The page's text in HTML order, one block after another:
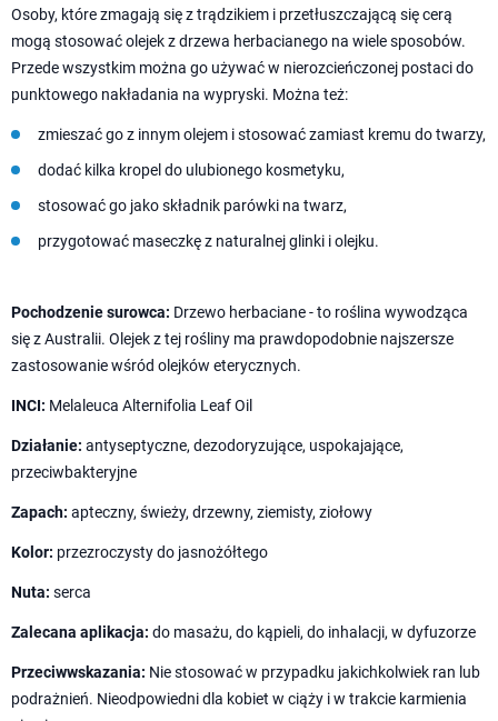
Osoby, które zmagają się z trądzikiem i przetłuszczającą się cerą
mogą stosować olejek z drzewa herbacianego na wiele sposobów.
Przede wszystkim można go używać w nierozcieńczonej postaci do
punktowego nakładania na wypryski. Można też:
zmieszać go z innym olejem i stosować zamiast kremu do twarzy,
dodać kilka kropel do ulubionego kosmetyku,
stosować go jako składnik parówki na twarz,
przygotować maseczkę z naturalnej glinki i olejku.
Pochodzenie surowca: Drzewo herbaciane - to roślina wywodząca
się z Australii. Olejek z tej rośliny ma prawdopodobnie najszersze
zastosowanie wśród olejków eterycznych.
INCI: Melaleuca Alternifolia Leaf Oil
Działanie: antyseptyczne, dezodoryzujące, uspokajające,
przeciwbakteryjne
Zapach: apteczny, świeży, drzewny, ziemisty, ziołowy
Kolor: przezroczysty do jasnożółtego
Nuta: serca
Zalecana aplikacja: do masażu, do kąpieli, do inhalacji, w dyfuzorze
Przeciwwskazania: Nie stosować w przypadku jakichkolwiek ran lub
podrażnień. Nieodpowiedni dla kobiet w ciąży i w trakcie karmienia